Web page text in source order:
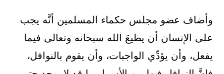
وأضاف عضو مجلس حكماء المسلمين أنَّه يجب
على الإنسان أن يطيعَ الله سبحانه وتعالى فيما
يفعل، وأن يؤدِّي الواجبات، وأن يقوم بالنوافل،